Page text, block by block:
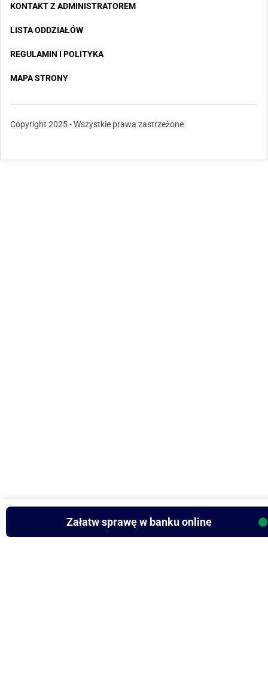
KONTAKT Z ADMINISTRATOREM
LISTA ODDZIAŁÓW
REGULAMIN I POLITYKA
MAPA STRONY
Copyright 2025 - Wszystkie prawa zastrzeżone
Załatw sprawę w banku online